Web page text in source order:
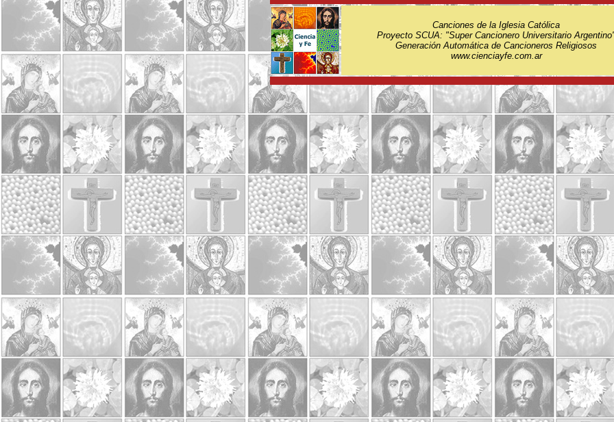
Canciones de la Iglesia Católica
Proyecto SCUA: "Super Cancionero Universitario
Generación Automática de Cancioneros Religiosos
www.cienciayfe.com.ar